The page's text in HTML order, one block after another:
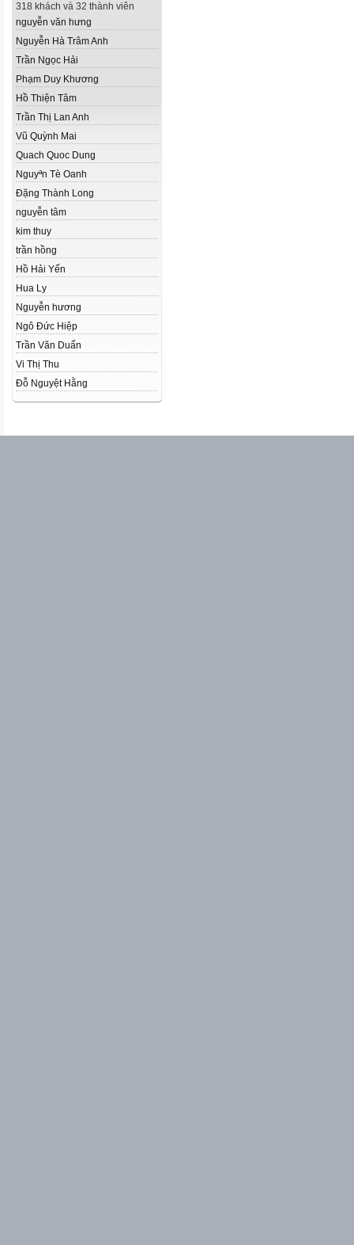
318 khách và 32 thành viên
nguyễn văn hưng
Nguyễn Hà Trâm Anh
Trần Ngọc Hải
Phạm Duy Khương
Hồ Thiện Tâm
Trần Thị Lan Anh
Vũ Quỳnh Mai
Quach Quoc Dung
Nguyªn Tè Oanh
Đặng Thành Long
nguyễn tâm
kim thuy
trần hồng
Hồ Hải Yến
Hua Ly
Nguyễn hương
Ngô Đức Hiệp
Trần Văn Duẩn
Vi Thị Thu
Đỗ Nguyệt Hằng